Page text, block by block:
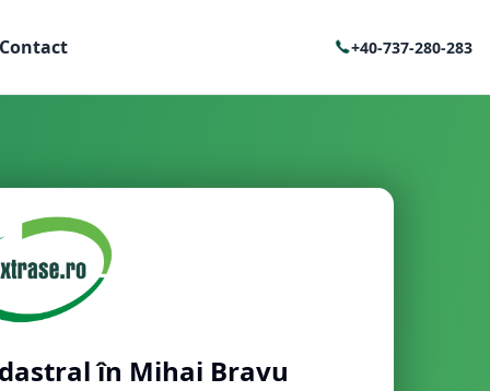
Contact +40-737-280-283
în Mihai Bravu